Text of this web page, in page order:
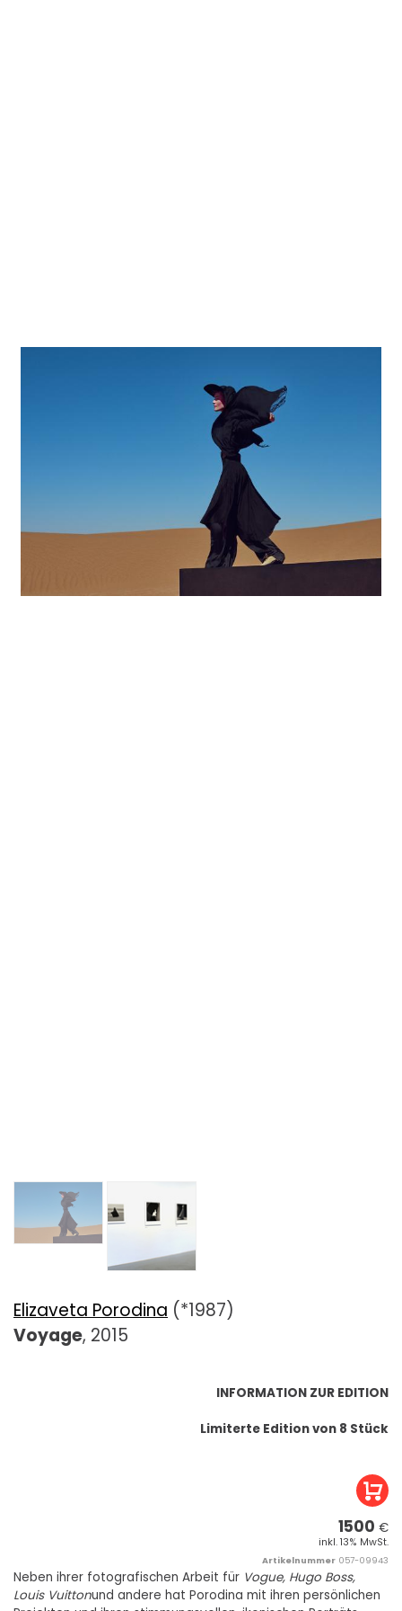
Elizaveta Porodina (*1987)
Voyage, 2015
INFORMATION ZUR EDITION
Limiterte Edition von 8 Stück
1500 €
inkl. 13% MwSt.
Artikelnummer 057-09943
Neben ihrer fotografischen Arbeit für Vogue, Hugo Boss,
Louis Vuittonund andere hat Porodina mit ihren persönlichen